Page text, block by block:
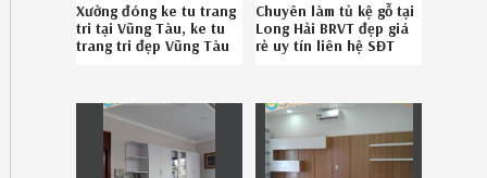
Xưởng đóng ke tu trang
tri tại Vũng Tàu, ke tu
trang tri đẹp Vũng Tàu
Chuyên làm tủ kệ gỗ tại
Long Hải BRVT đẹp giá
rẻ uy tín liên hệ SĐT